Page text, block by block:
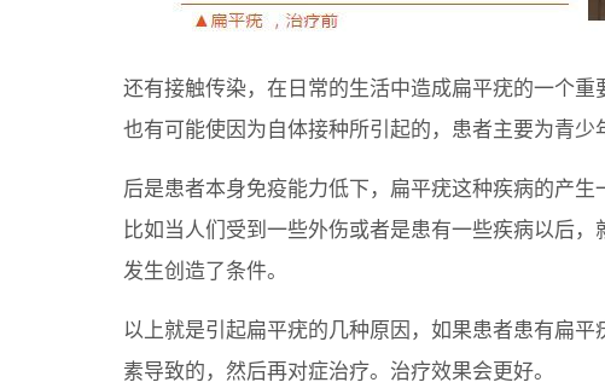
还有接触传染，在日常的生活中造成扁平疣的一个重
也有可能使因为自体接种所引起的，患者主要为青少
后是患者本身免疫能力低下，扁平疣这种疾病的产生
比如当人们受到一些外伤或者是患有一些疾病以后
发生创造了条件。
以上就是引起扁平疣的几种原因，如果患者患有扁
素导致的，然后再对症治疗。治疗效果会更好。